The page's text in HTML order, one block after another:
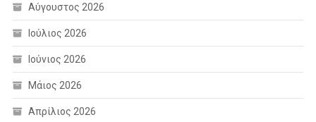
Αύγουστος 2026
Ιούλιος 2026
Ιούνιος 2026
Μάιος 2026
Απρίλιος 2026